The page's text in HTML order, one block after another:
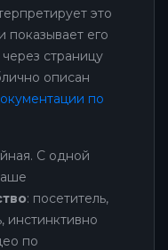
это
показывает его
страницу
описан
по
С одной
: посетитель,
по